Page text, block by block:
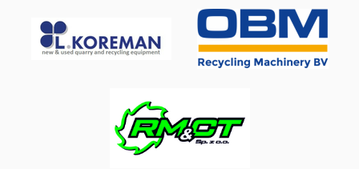
compliance ✅ Ready for immediate use ✅ Perfect for
heavy-duty lifting applications Cedpfx Ajxdapdecfjha 🌍
Location & Delivery: 📍 Located in Sittard, the Netherlands
🚚 Worldwide delivery available 💰 Price available on
offering a powerful lifting solution with a maximum work
depth of 3,000 mm. CE certified, it ensures safe and
reliable performance for demanding lifting tasks. Ideal for
construction sites and heavy-duty applications. 🚚 Delivery: